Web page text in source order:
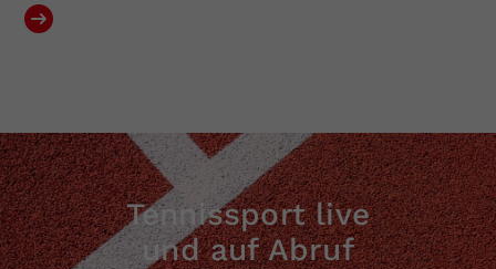
Tennissport live
und auf Abruf